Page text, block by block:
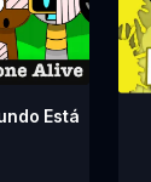
Está